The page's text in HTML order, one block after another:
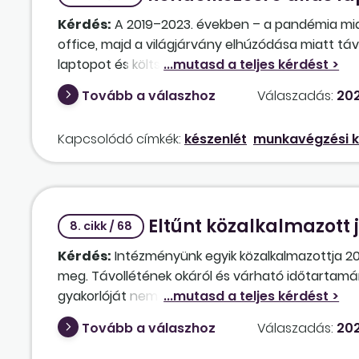
Kérdés: A 2019–2023. években – a pandémia
office, majd a világjárvány elhúzódása miatt
laptopot és költségtérítést is biztosított. 2024.
lehetősége, visszaálltunk a pandémia előtti
telephelyein folyik, továbbra is azokkal a
hoc adatszolgáltatás megválaszolása és
által az irodai munkavégzéshez biztosított
köteles hazavinni az irodai munkavégzéshez
munkavégzést mindennap, esetenként
el így a munkáltatóm? Kötelezhet-e arra, hogy
kártérítési kötelezettség, ha történik valami a
Tovább a válaszhoz Válaszadás:
Kapcsolódó címkék: készenlét munkavégzési
8. cikk / 68 Eltűnt közalkalmazott
Kérdés: Intézményünk egyik közalkalmazottja
meg. Távollétének okáról és várható
gyakorlóját nem tájékoztatta. Írásbeli felszólítás
október 29-ig igazolt folyamatos
többször felszólítottuk, de az ajánlott,
Tovább a válaszhoz Válaszadás: